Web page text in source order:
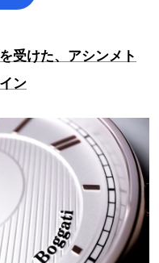
受けた、アシンメト
ン